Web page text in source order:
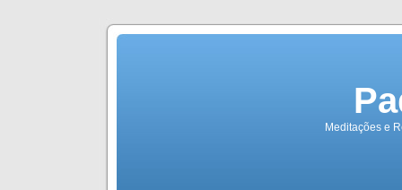
Meditações e